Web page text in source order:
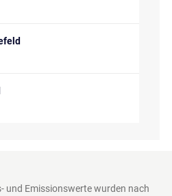
und Emissionswerte wurden nach